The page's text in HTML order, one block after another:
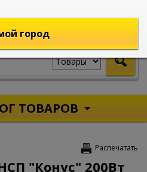
ТОВАРОВ
Распечатать
"Конус" 200Вт
город